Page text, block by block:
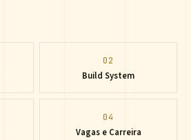
02
Build System
04
Vagas e Carreira